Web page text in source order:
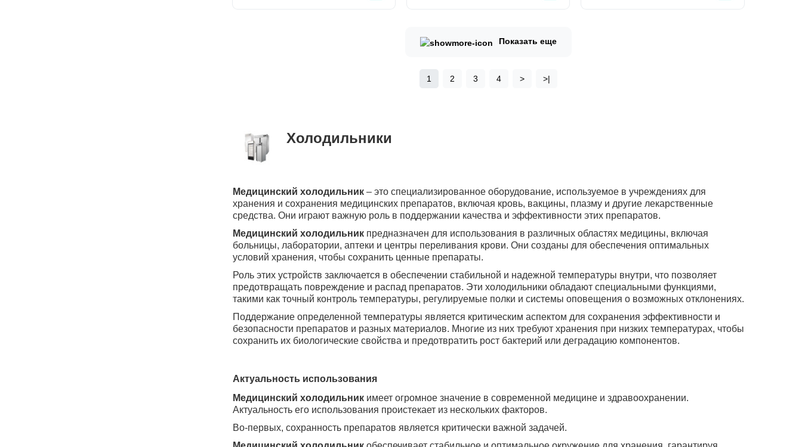
Показать еще
1 2 3 4 > >|
Холодильники
Медицинский холодильник – это специализированное оборудование, используемое в учреждениях для
хранения и сохранения медицинских препаратов, включая кровь, вакцины, плазму и другие лекарственные
средства. Они играют важную роль в поддержании качества и эффективности этих препаратов.
Медицинский холодильник предназначен для использования в различных областях медицины, включая
больницы, лаборатории, аптеки и центры переливания крови. Они созданы для обеспечения оптимальных
условий хранения, чтобы сохранить ценные препараты.
Роль этих устройств заключается в обеспечении стабильной и надежной температуры внутри, что позволяет
предотвращать повреждение и распад препаратов. Эти холодильники обладают специальными функциями,
такими как точный контроль температуры, регулируемые полки и системы оповещения о возможных отклонениях.
Поддержание определенной температуры является критическим аспектом для сохранения эффективности и
безопасности препаратов и разных материалов. Многие из них требуют хранения при низких температурах, чтобы
сохранить их биологические свойства и предотвратить рост бактерий или деградацию компонентов.
Актуальность использования
Медицинский холодильник имеет огромное значение в современной медицине и здравоохранении.
Актуальность его использования проистекает из нескольких факторов.
Во-первых, сохранность препаратов является критически важной задачей.